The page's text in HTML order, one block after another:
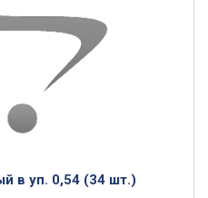
в уп. 0,54 (34 шт.)